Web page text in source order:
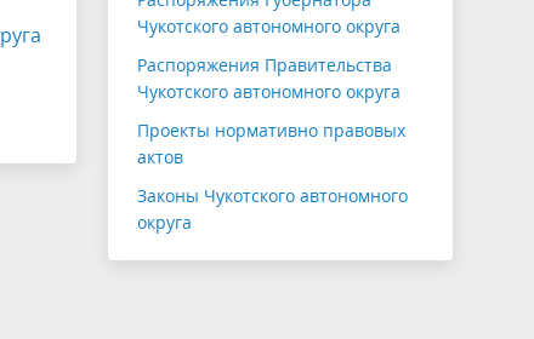
Чукотского автономного округа
Распоряжения Правительства
Чукотского автономного округа
Проекты нормативно правовых
актов
Законы Чукотского автономного
округа